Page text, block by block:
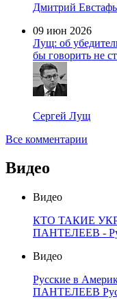
Дмитрий
09 июн 2026
Лущ: об
бы говорить не
Сергей Лущ
Все комментарии
Видео
Видео
КТО ТАКИЕ
ПАНТЕЛЕЕВ -
Видео
Русские в
ПАНТЕЛЕЕВ